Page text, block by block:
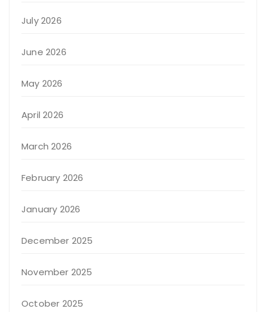
July 2026
June 2026
May 2026
April 2026
March 2026
February 2026
January 2026
December 2025
November 2025
October 2025